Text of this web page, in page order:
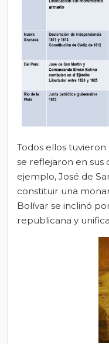
Todos ellos tuvieron
se reflejaron en sus
ejemplo, José de
constituir una
Bolívar se inclinó
republicana y